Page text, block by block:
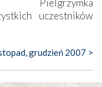
uczestników
grudzień 2007 >